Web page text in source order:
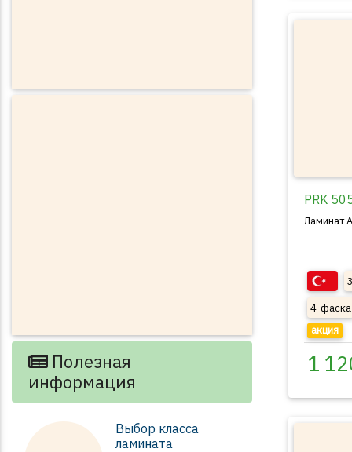
Полезная
информация
Выбор класса
ламината
PRK
Ламинат
4-фаска
акция
1